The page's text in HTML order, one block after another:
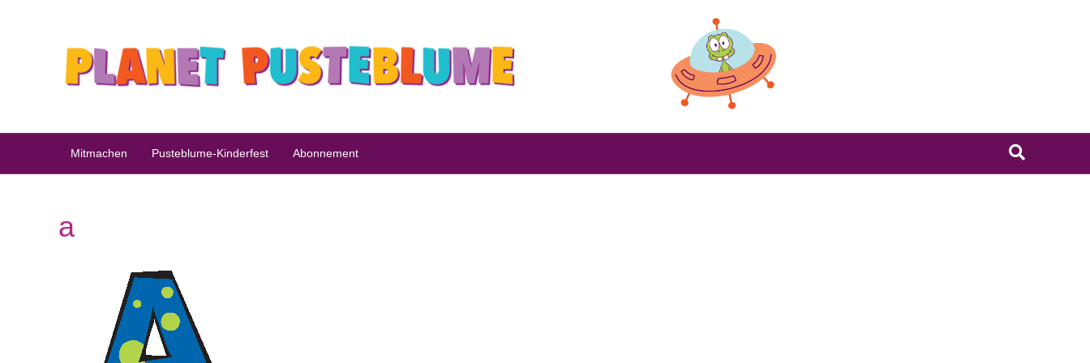
Mitmachen Pusteblume-Kinderfest Abonnement
a